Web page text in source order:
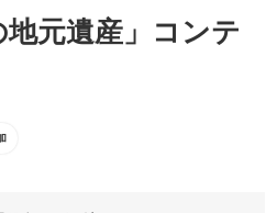
元遺産」コンテ